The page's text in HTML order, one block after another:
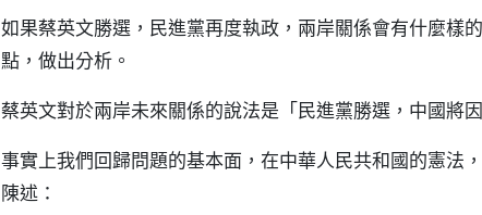
如果蔡英文勝選，民進黨再度執政，兩岸關係會有什麼樣
點，做出分析。
蔡英文對於兩岸未來關係的說法是「民進黨勝選，中國將
事實上我們回歸問題的基本面，在中華人民共和國的憲法
陳述：